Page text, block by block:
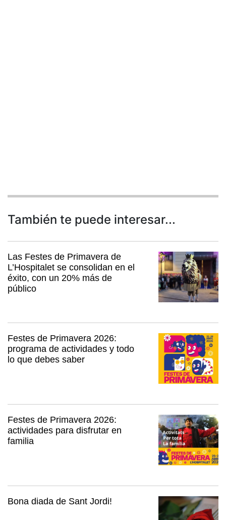
También te puede interesar...
Las Festes de Primavera de
L’Hospitalet se consolidan en el
éxito, con un 20% más de
público
Festes de Primavera 2026:
programa de actividades y todo
lo que debes saber
Festes de Primavera 2026:
actividades para disfrutar en
familia
Bona diada de Sant Jordi!